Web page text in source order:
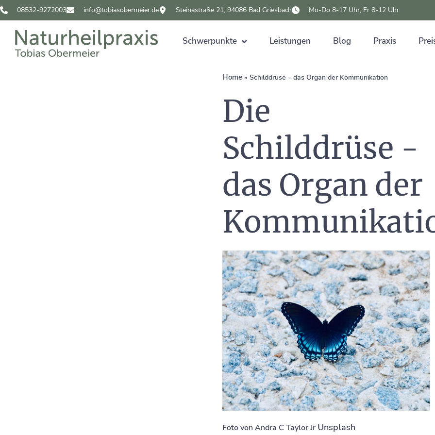
08532-9272003 info@tobiasobermeier.de Steinastraße 21, 94086 Bad Griesbach Mo-Do 8-17 Uhr, Fr 8-12 Uhr
Schwerpunkte Leistungen Blog Praxis
Home» Schilddrüse – das Organ der Kommunikation
Die
Schilddrüse -
das Organ der
Foto von Andra C Taylor Jr Unsplash